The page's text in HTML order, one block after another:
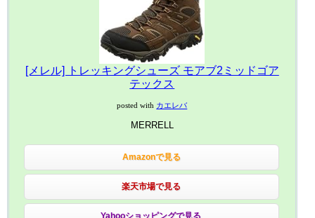
[メレル] トレッキングシューズ モアブ2ミッドゴア
テックス
posted with カエレバ
MERRELL
Amazonで見る
楽天市場で見る